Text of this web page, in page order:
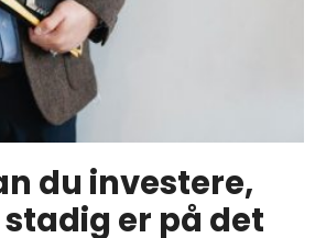
du investere,
er på det